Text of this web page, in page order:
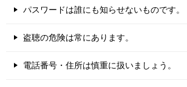
パスワードは誰にも知らせないものです。
盗聴の危険は常にあります。
電話番号・住所は慎重に扱いましょう。